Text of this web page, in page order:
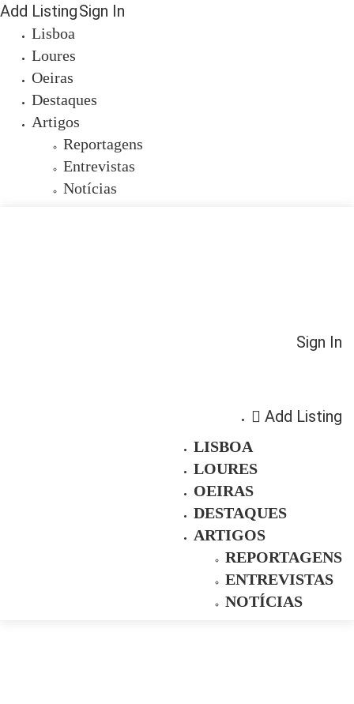
Add ListingSign In
Lisboa
Loures
Oeiras
Destaques
Artigos
Reportagens
Entrevistas
Notícias
Sign In
Add Listing
LISBOA
LOURES
OEIRAS
DESTAQUES
ARTIGOS
REPORTAGENS
ENTREVISTAS
NOTÍCIAS